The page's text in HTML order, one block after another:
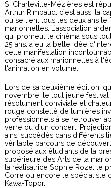
Si Charleville-Mézières est
Arthur Rimbaud, c’est aussi la
où se tient tous les deux ans le
marionnettes. L’association
qui promeut le cinéma sous
25 ans, a eu la belle idée
cette manifestation
consacré aux marionnettes à
l’animation en volume.
Lors de sa deuxième édition,
novembre, le tout jeune festival
résolument conviviale et
rouge constellé de lumières
professionnels à se retrouver
verre ou d’un concert.
ainsi succédés dans différents
véritable parcours de
proposé aux étudiants de la
supérieure des Arts de la
la réalisatrice Sophie Roze, le
Corre ou encore le spécialiste
Kawa-Topor.